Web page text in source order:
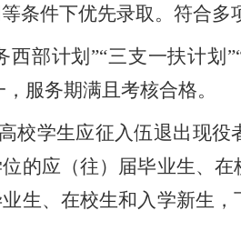
条件下优先录取。符合多
西部计划”“三支一扶计划
服务期满且考核合格。
校学生应征入伍退出现
的应（往）届毕业生、
生、在校生和入学新生